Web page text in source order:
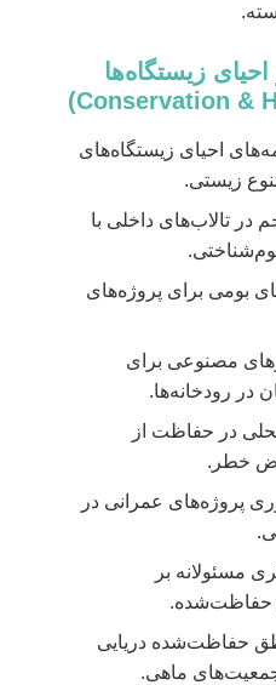
زیستگاه‌ها
احیای زیستگاه‌های
زیستی.
در تالاب‌های داخلی با
بومی برای پروژه‌های
مصنوعی برای
در رودخانه‌ها.
در حفاظت از
خطر.
پروژه‌های عمرانی در
مسئولانه بر
حفاظت‌شده.
حفاظت‌شده دریایی